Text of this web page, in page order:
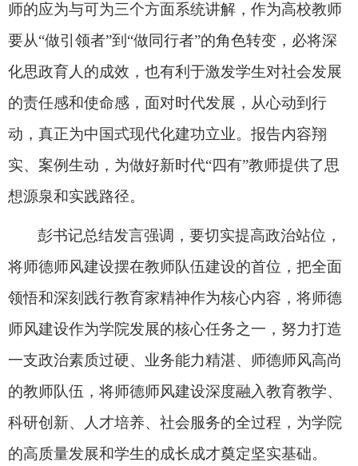
师的应为与可为三个方面系统讲解，作为高校教师
要从“做引领者”到“做同行者”的角色转变，必将深
化思政育人的成效，也有利于激发学生对社会发展
的责任感和使命感，面对时代发展，从心动到行
动，真正为中国式现代化建功立业。报告内容翔
实、案例生动，为做好新时代“四有”教师提供了思
想源泉和实践路径。
彭书记总结发言强调，要切实提高政治站位，
将师德师风建设摆在教师队伍建设的首位，把全面
领悟和深刻践行教育家精神作为核心内容，将师德
师风建设作为学院发展的核心任务之一，努力打造
一支政治素质过硬、业务能力精湛、师德师风高尚
的教师队伍，将师德师风建设深度融入教育教学、
科研创新、人才培养、社会服务的全过程，为学院
的高质量发展和学生的成长成才奠定坚实基础。